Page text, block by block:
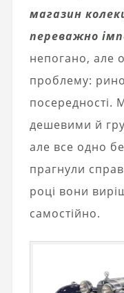
магазин
переважно
непогано, але
проблему:
посередності.
дешевими й
але все одно
прагнули
році вони
самостійно.